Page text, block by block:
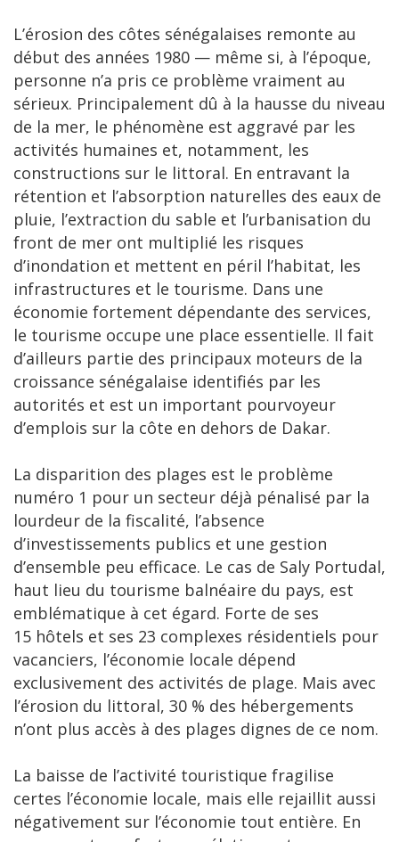
L’érosion des côtes sénégalaises remonte au
début des années 1980 — même si, à l’époque,
personne n’a pris ce problème vraiment au
sérieux. Principalement dû à la hausse du niveau
de la mer, le phénomène est aggravé par les
activités humaines et, notamment, les
constructions sur le littoral. En entravant la
rétention et l’absorption naturelles des eaux de
pluie, l’extraction du sable et l’urbanisation du
front de mer ont multiplié les risques
d’inondation et mettent en péril l’habitat, les
infrastructures et le tourisme. Dans une
économie fortement dépendante des services,
le tourisme occupe une place essentielle. Il fait
d’ailleurs partie des principaux moteurs de la
croissance sénégalaise identifiés par les
autorités et est un important pourvoyeur
d’emplois sur la côte en dehors de Dakar.
La disparition des plages est le problème
numéro 1 pour un secteur déjà pénalisé par la
lourdeur de la fiscalité, l’absence
d’investissements publics et une gestion
d’ensemble peu efficace. Le cas de Saly Portudal,
haut lieu du tourisme balnéaire du pays, est
emblématique à cet égard. Forte de ses
15 hôtels et ses 23 complexes résidentiels pour
vacanciers, l’économie locale dépend
exclusivement des activités de plage. Mais avec
l’érosion du littoral, 30 % des hébergements
n’ont plus accès à des plages dignes de ce nom.
La baisse de l’activité touristique fragilise
certes l’économie locale, mais elle rejaillit aussi
négativement sur l’économie tout entière. En